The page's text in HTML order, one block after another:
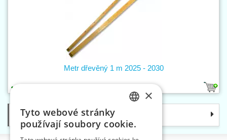
Metr dřevěný 1 m 2025 - 2030
Kategorie
×
Tyto webové stránky
používají soubory cookie.